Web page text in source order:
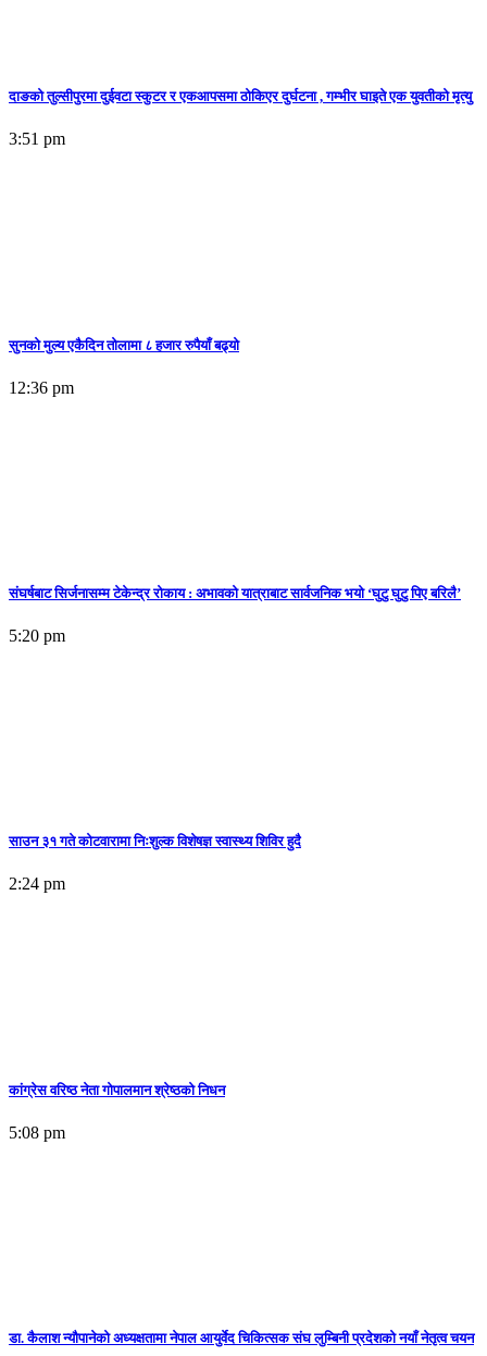
दाङको तुल्सीपुरमा दुईवटा स्कुटर र एकआपसमा ठोकिएर दुर्घटना , गम्भीर घाइते एक युवतीको मृत्यु
3:51 pm
सुनकाे मुल्य एकैदिन तोलामा ८ हजार रुपैयाँ बढ्यो
12:36 pm
संघर्षबाट सिर्जनासम्म टेकेन्द्र रोकाय : अभावको यात्राबाट सार्वजनिक भयो ‘घुटु घुटु पिए बरिलै’
5:20 pm
साउन ३१ गते कोटवारामा निःशुल्क विशेषज्ञ स्वास्थ्य शिविर हुदै
2:24 pm
कांग्रेस वरिष्ठ नेता गोपालमान श्रेष्ठको निधन
5:08 pm
डा. कैलाश न्यौपानेको अध्यक्षतामा नेपाल आयुर्वेद चिकित्सक संघ लुम्बिनी प्रदेशको नयाँ नेतृत्व चयन